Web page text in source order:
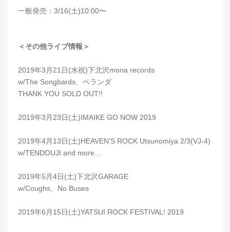
一般発売：3/16(土)10:00〜
＜その他ライブ情報＞
2019年3月21日(水祝)下北沢mona records
w/The Songbards、ベランダ
THANK YOU SOLD OUT!!
2019年3月23日(土)IMAIKE GO NOW 2019
2019年4月13日(土)HEAVEN’S ROCK Utsunomiya 2/3(VJ-4)
w/TENDOUJI and more…
2019年5月4日(土)下北沢GARAGE
w/Coughs、No Buses
2019年6月15日(土)YATSUI ROCK FESTIVAL! 2019